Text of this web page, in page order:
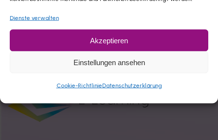
Dienste verwalten
Akzeptieren
Einstellungen ansehen
Cookie-RichtlinieDatenschutzerklärung